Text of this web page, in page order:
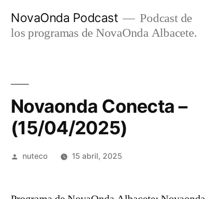
NovaOnda Podcast
Podcast de
los programas de NovaOnda Albacete.
Novaonda Conecta –
(15/04/2025)
Publicada
nuteco 15 abril, 2025